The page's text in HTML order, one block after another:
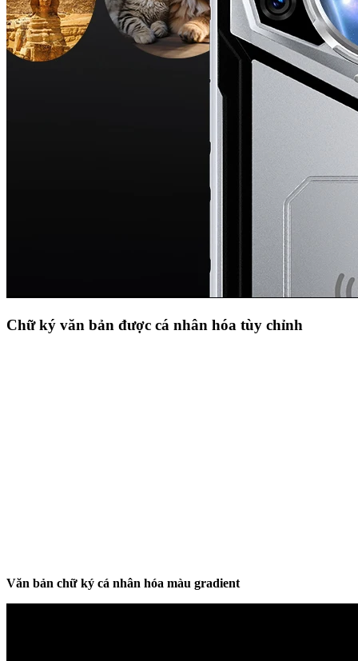
Chữ ký văn bản được cá nhân hóa tùy chỉnh
Văn bản chữ ký cá nhân hóa màu gradient